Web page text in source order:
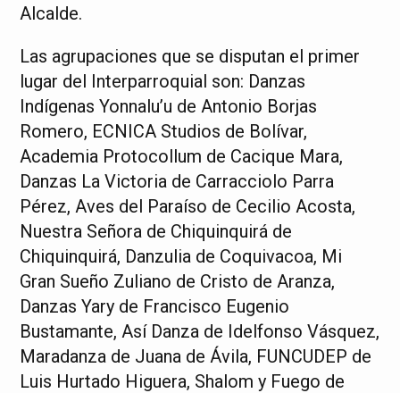
Alcalde.
Las agrupaciones que se disputan el primer
lugar del Interparroquial son: Danzas
Indígenas Yonnalu’u de Antonio Borjas
Romero, ECNICA Studios de Bolívar,
Academia Protocollum de Cacique Mara,
Danzas La Victoria de Carracciolo Parra
Pérez, Aves del Paraíso de Cecilio Acosta,
Nuestra Señora de Chiquinquirá de
Chiquinquirá, Danzulia de Coquivacoa, Mi
Gran Sueño Zuliano de Cristo de Aranza,
Danzas Yary de Francisco Eugenio
Bustamante, Así Danza de Idelfonso Vásquez,
Maradanza de Juana de Ávila, FUNCUDEP de
Luis Hurtado Higuera, Shalom y Fuego de